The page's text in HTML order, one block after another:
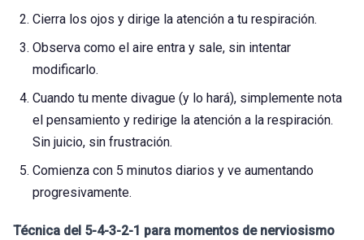
Cierra los ojos y dirige la atención a tu respiración.
Observa como el aire entra y sale, sin intentar
modificarlo.
Cuando tu mente divague (y lo hará), simplemente nota
el pensamiento y redirige la atención a la respiración.
Sin juicio, sin frustración.
Comienza con 5 minutos diarios y ve aumentando
progresivamente.
Técnica del 5-4-3-2-1 para momentos de nerviosismo